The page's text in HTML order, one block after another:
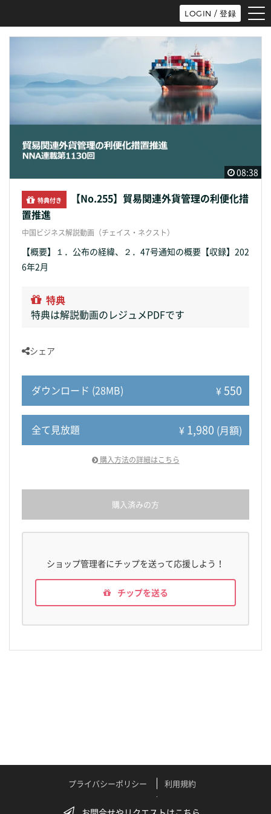
LOGIN / 登録
08:38
特典付き
【No.255】貿易関連外貨管理の利便化措
置推進
中国ビジネス解説動画（チェイス・ネクスト）
【概要】１．公布の経緯、２．47号通知の概要【収録】202
6年2月
特典
特典は解説動画のレジュメPDFです
シェア
ダウンロード (28MB) ¥550
全て見放題 ¥ 1,980 (月額)
購入方法の詳細はこちら
購入済みの方
ショップ管理者にチップを送って応援しよう！
チップを送る
プライバシーポリシー
利用規約